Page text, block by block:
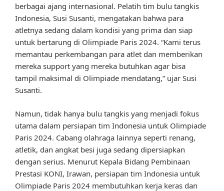
berbagai ajang internasional. Pelatih tim bulu tangkis
Indonesia, Susi Susanti, mengatakan bahwa para
atletnya sedang dalam kondisi yang prima dan siap
untuk bertarung di Olimpiade Paris 2024. “Kami terus
memantau perkembangan para atlet dan memberikan
mereka support yang mereka butuhkan agar bisa
tampil maksimal di Olimpiade mendatang,” ujar Susi
Susanti.
Namun, tidak hanya bulu tangkis yang menjadi fokus
utama dalam persiapan tim Indonesia untuk Olimpiade
Paris 2024. Cabang olahraga lainnya seperti renang,
atletik, dan angkat besi juga sedang dipersiapkan
dengan serius. Menurut Kepala Bidang Pembinaan
Prestasi KONI, Irawan, persiapan tim Indonesia untuk
Olimpiade Paris 2024 membutuhkan kerja keras dan